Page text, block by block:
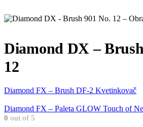
Diamond DX –
12
Diamond FX – Brush DF-2 Kvetinkovač
Diamond FX – Paleta GLOW Touch of
0 out of 5